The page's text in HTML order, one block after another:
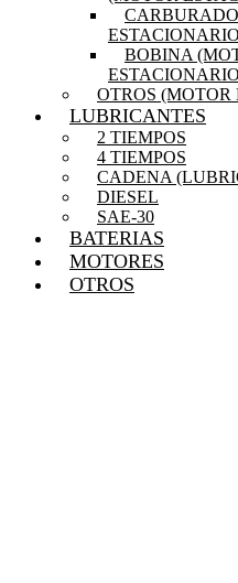
BOBINA
OTROS
LUBRICANTES
2 TIEMPOS
4 TIEMPOS
CADENA
DIESEL
SAE-30
BATERIAS
MOTORES
OTROS